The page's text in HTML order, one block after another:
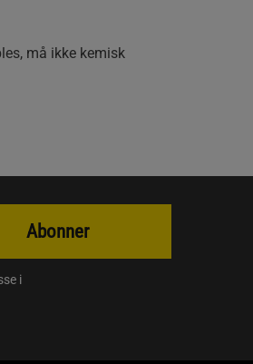
må ikke kemisk
i
Abonner